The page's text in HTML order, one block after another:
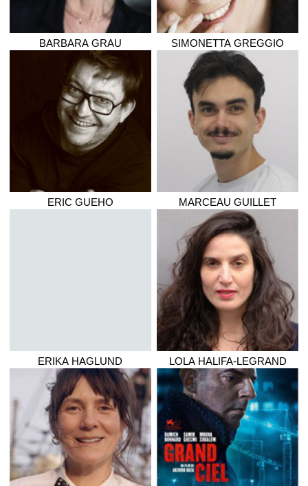
BARBARA GRAU SIMONETTA GREGGIO
ERIC GUEHO MARCEAU GUILLET
ERIKA HAGLUND LOLA HALIFA-LEGRAND